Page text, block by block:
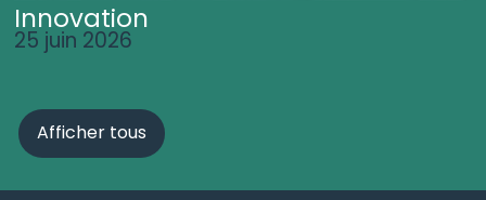
Innovation
25 juin 2026
Afficher tous